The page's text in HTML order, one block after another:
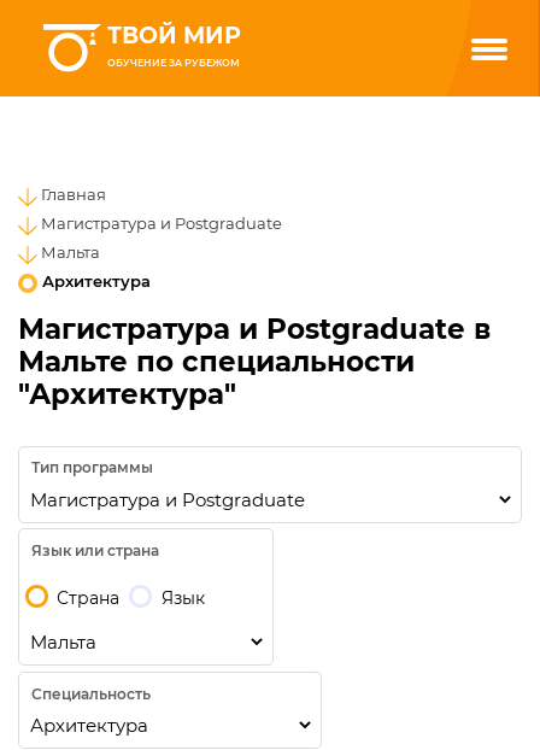
ТВОЙ МИР
ОБУЧЕНИЕ ЗА РУБЕЖОМ
Главная
Магистратура и Postgraduate
Мальта
Архитектура
Магистратура и Postgraduate в
Мальте по специальности
"Архитектура"
Тип программы
Язык или страна
Страна Язык
Специальность